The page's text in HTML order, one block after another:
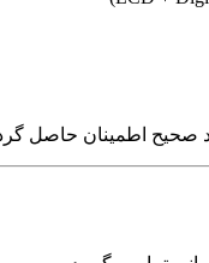
صحیح اطمینان حاصل